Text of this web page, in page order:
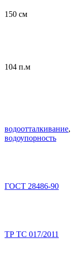
150 см
104 п.м
водоотталкивание,
водоупорность
ГОСТ 28486-90
ТР ТС 017/2011